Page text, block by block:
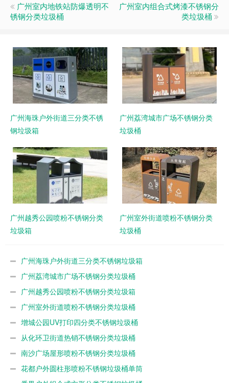
广州室内地铁站防爆透明不
锈钢分类垃圾桶
广州室内组合式烤漆不锈钢分
类垃圾桶
广州海珠户外街道三分类不锈
钢垃圾箱
广州荔湾城市广场不锈钢分类
垃圾桶
广州越秀公园喷粉不锈钢分类
垃圾箱
广州室外街道喷粉不锈钢分类
垃圾桶
广州海珠户外街道三分类不锈钢垃圾箱
广州荔湾城市广场不锈钢分类垃圾桶
广州越秀公园喷粉不锈钢分类垃圾箱
广州室外街道喷粉不锈钢分类垃圾桶
增城公园UV打印四分类不锈钢垃圾桶
从化环卫街道热销不锈钢分类垃圾桶
南沙广场屋形喷粉不锈钢分类垃圾桶
花都户外圆柱形喷粉不锈钢垃圾桶单筒